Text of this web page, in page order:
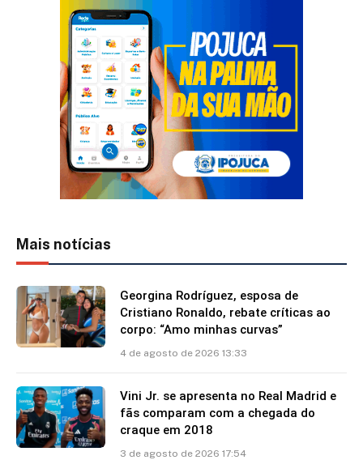
Mais notícias
Georgina Rodríguez, esposa de
Cristiano Ronaldo, rebate críticas ao
corpo: “Amo minhas curvas”
4 de agosto de 2026 13:33
Vini Jr. se apresenta no Real Madrid e
fãs comparam com a chegada do
craque em 2018
3 de agosto de 2026 17:54